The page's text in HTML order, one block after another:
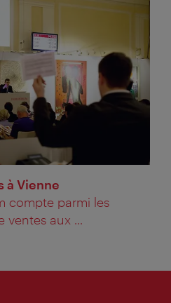
à Vienne
compte parmi les
ventes aux ...